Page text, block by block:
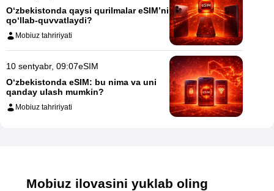
O‘zbekistonda qaysi qurilmalar eSIM’ni
qo‘llab-quvvatlaydi?
Mobiuz tahririyati
10 sentyabr, 09:07eSIM
O‘zbekistonda eSIM: bu nima va uni
qanday ulash mumkin?
Mobiuz tahririyati
Mobiuz ilovasini yuklab oling